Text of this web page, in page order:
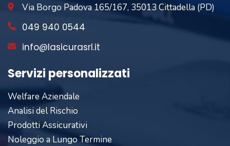
Via Borgo Padova 165/167, 35013 Cittadella (PD)
049 940 0544
info@lasicurasrl.it
Servizi personalizzati
Welfare Aziendale
Analisi del Rischio
Prodotti Assicurativi
Noleggio a Lungo Termine